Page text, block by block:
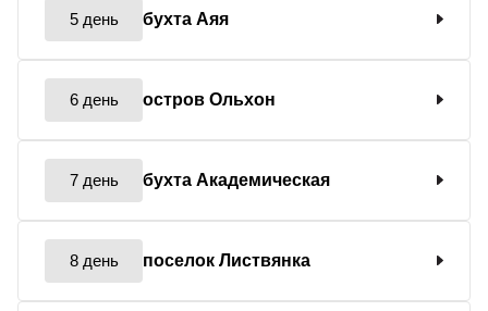
5 день бухта Аяя
6 день остров Ольхон
7 день бухта Академическая
8 день поселок Листвянка